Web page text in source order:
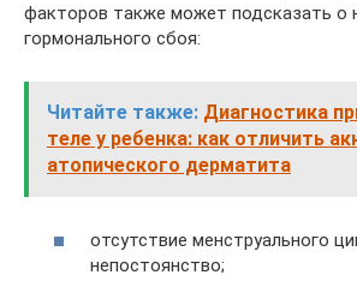
факторов также может подсказать о
гормонального сбоя:
Читайте также: Диагностика
теле у ребенка: как отличить
атопического дерматита
отсутствие менструального
непостоянство;